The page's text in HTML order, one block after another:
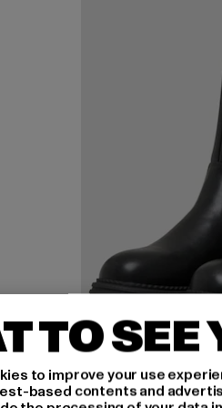
TO SEE
to improve your use
based contents and